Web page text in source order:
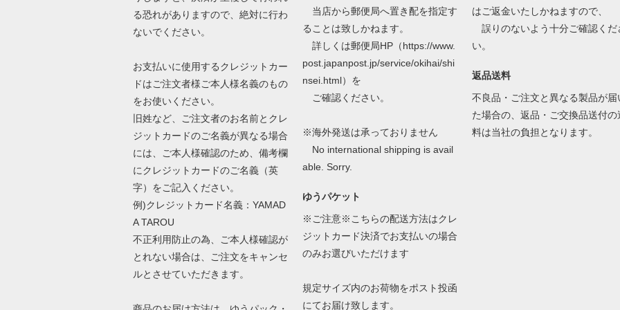
る恐れがありますので、絶対に行わ
ないでください。
お支払いに使用するクレジットカー
ドはご注文者様ご本人様名義のもの
をお使いください。
旧姓など、ご注文者のお名前とクレ
ジットカードのご名義が異なる場合
には、ご本人様確認のため、備考欄
にクレジットカードのご名義（英
字）をご記入ください。
例)クレジットカード名義：YAMAD
A TAROU
不正利用防止の為、ご本人様確認が
とれない場合は、ご注文をキャンセ
ルとさせていただきます。
当店から郵便局へ置き配を指定す
ることは致しかねます。
詳しくは郵便局HP（https://www.
post.japanpost.jp/service/okihai/shi
nsei.html）を
ご確認ください。
※海外発送は承っておりません
No international shipping is avail
able. Sorry.
ゆうパケット
※ご注意※こちらの配送方法はクレ
ジットカード決済でお支払いの場合
のみお選びいただけます
規定サイズ内のお荷物をポスト投函
にてお届け致します。
はご返金いたしかねますので、
誤りのないよう十分ご確認くだ
い。
返品送料
不良品・ご注文と異なる製品が届
た場合の、返品・ご交換品送付の
料は当社の負担となります。